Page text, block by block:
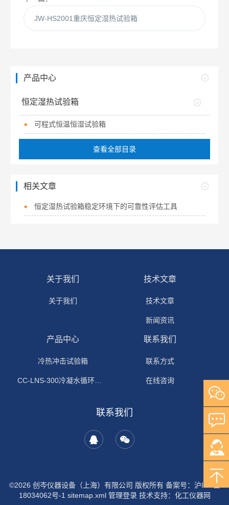
JW-HS2001重庆恒定湿热试验箱
产品中心
恒定湿热试验箱
可程式恒温恒湿试验箱
查看全部目录
相关文章
恒定湿热试验箱稳定环境下的可靠性评估工具
关于我们
关于我们
技术文章
技术文章
新闻资讯
产品中心
冷热冲击试验箱
CC-LNS-300冷凝水循环试验箱
联系我们
联系方式
在线咨询
联系我们
©2026 创岑仪器设备（上海）有限公司 版权所有 备案号：沪ICP备
18034062号-1 sitemap.xml 管理登录技术支持： 化工仪器网